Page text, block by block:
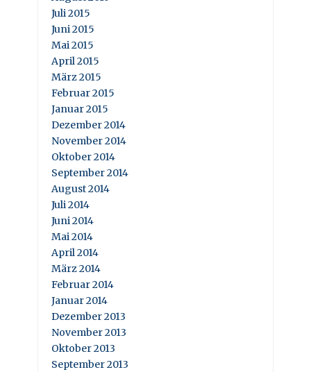
Juli 2015
Juni 2015
Mai 2015
April 2015
März 2015
Februar 2015
Januar 2015
Dezember 2014
November 2014
Oktober 2014
September 2014
August 2014
Juli 2014
Juni 2014
Mai 2014
April 2014
März 2014
Februar 2014
Januar 2014
Dezember 2013
November 2013
Oktober 2013
September 2013